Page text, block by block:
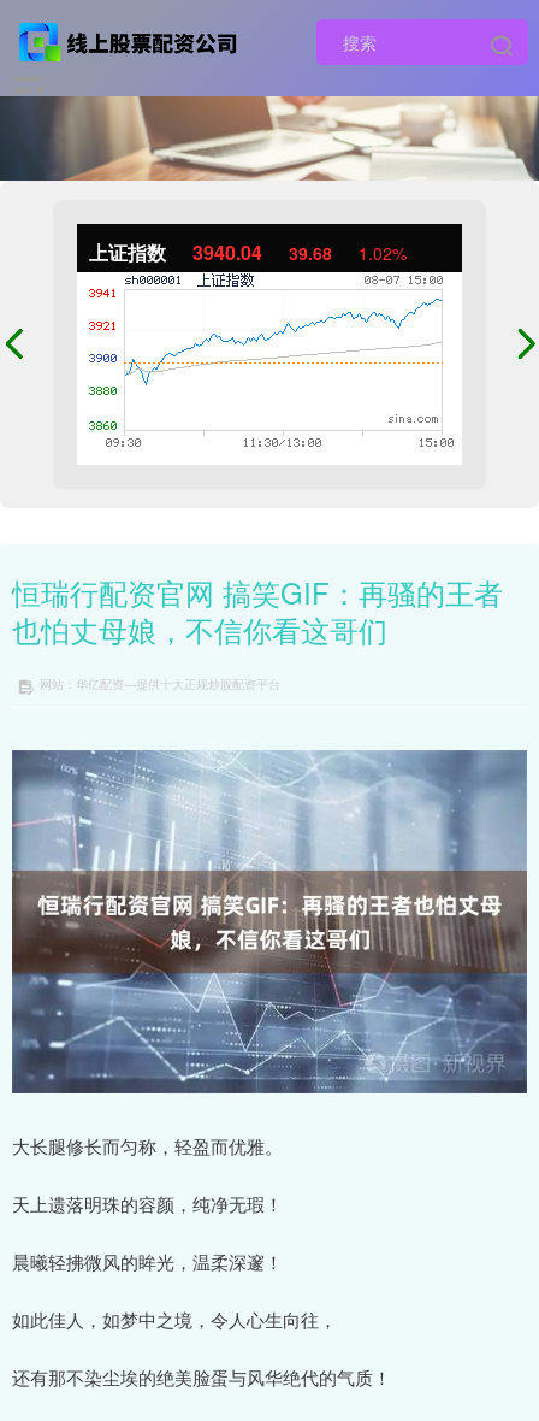
上证指数 3940.04 39.68 1.02%
恒瑞行配资官网 搞笑GIF：再骚的王者
也怕丈母娘，不信你看这哥们
网站：华亿配资—提供十大正规炒股配资平台
大长腿修长而匀称，轻盈而优雅。
天上遗落明珠的容颜，纯净无瑕！
晨曦轻拂微风的眸光，温柔深邃！
如此佳人，如梦中之境，令人心生向往，
还有那不染尘埃的绝美脸蛋与风华绝代的气质！